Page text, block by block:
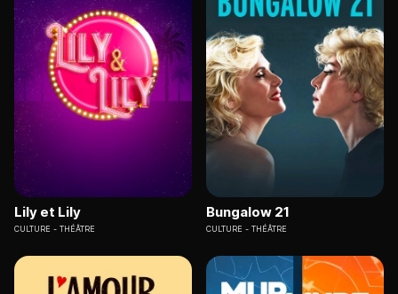
Lily et Lily
CULTURE THÉÂTRE
Bungalow 21
CULTURE THÉÂTRE